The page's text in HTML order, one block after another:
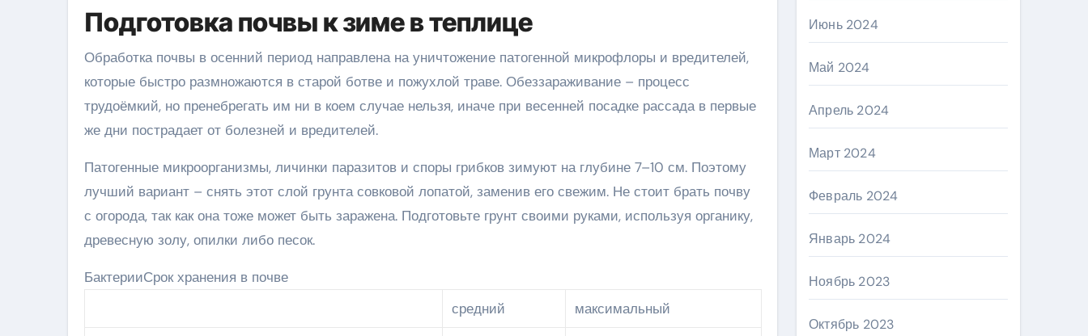
Подготовка почвы к зиме в теплице
Обработка почвы в осенний период направлена на уничтожение патогенной микрофлоры и вредителей,
которые быстро размножаются в старой ботве и пожухлой траве. Обеззараживание – процесс
трудоёмкий, но пренебрегать им ни в коем случае нельзя, иначе при весенней посадке рассада в первые
же дни пострадает от болезней и вредителей.
Патогенные микроорганизмы, личинки паразитов и споры грибков зимуют на глубине 7–10 см. Поэтому
лучший вариант – снять этот слой грунта совковой лопатой, заменив его свежим. Не стоит брать почву
с огорода, так как она тоже может быть заражена. Подготовьте грунт своими руками, используя органику,
древесную золу, опилки либо песок.
БактерииСрок хранения в почве
средний
максимальный
Июнь 2024
Май 2024
Апрель 2024
Март 2024
Февраль 2024
Январь 2024
Ноябрь 2023
Октябрь 2023